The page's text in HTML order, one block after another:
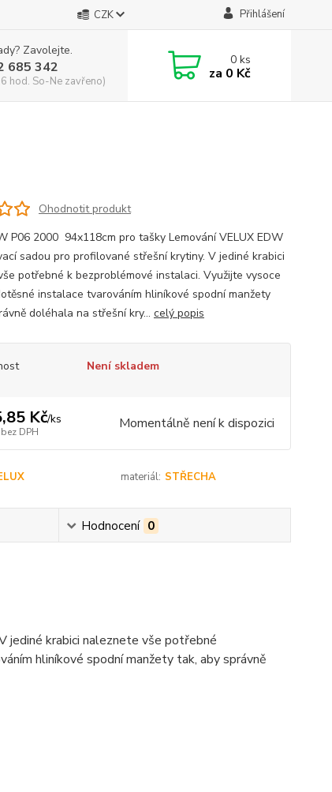
CZK Přihlášení
Zavolejte.
685 342
hod. So-Ne zavřeno)
0ks
za 0 Kč
Ohodnotit produkt
P06 2000 94x118cm pro tašky Lemování VELUX EDW
sadou pro profilované střešní krytiny. V jediné krabici
potřebné k bezproblémové instalaci. Využijte vysoce
instalace tvarováním hliníkové spodní manžety
doléhala na střešní kry... celý popis
Není skladem
Kč/ks
bez DPH Momentálně není k dispozici
materiál: STŘECHA
Hodnocení 0
jediné krabici naleznete vše potřebné
hliníkové spodní manžety tak, aby správně